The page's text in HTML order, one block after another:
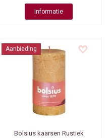
Informatie
Aanbieding
Bolsius kaarsen Rustiek